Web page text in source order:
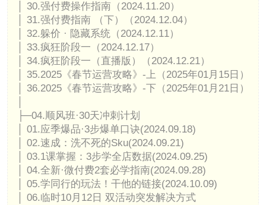
│ 30.强付费操作指南（2024.11.20）
│ 31.强付费指南 （下）（2024.12.04）
│ 32.躲价 · 隐藏系统（2024.12.11）
│ 33.疯狂阶段一（2024.12.17）
│ 34.疯狂阶段一（直播版）（2024.12.21）
│ 35.2025《春节运营攻略》-上（2025年01月15日）
│ 36.2025《春节运营攻略》-下（2025年01月21日）
├─04.顺风班·30天冲刺计划
│ 01.应季爆品·3步爆单口诀(2024.09.18)
│ 02.速成：洗不死的Sku(2024.09.21)
│ 03.1课掌握：3步学全店数据(2024.09.25)
│ 04.全新·微付费2套必学指南(2024.09.28)
│ 05.学同行的玩法！干他的链接(2024.10.09)
│ 06.临时10月12日 双活动突发解决方式